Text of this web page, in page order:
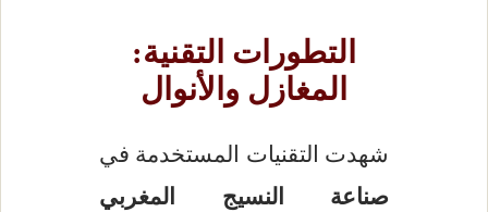
التطورات التقنية:
المغازل والأنوال
شهدت التقنيات المستخدمة في
صناعة النسيج المغربي